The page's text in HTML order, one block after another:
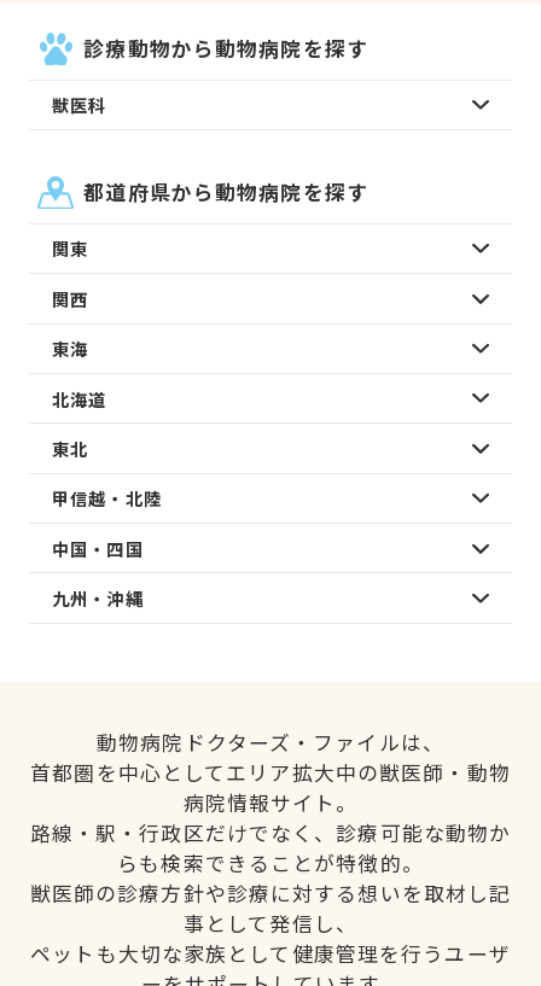
診療動物から動物病院を探す
獣医科
都道府県から動物病院を探す
関東
関西
東海
北海道
東北
甲信越・北陸
中国・四国
九州・沖縄
動物病院ドクターズ・ファイルは、
首都圏を中心としてエリア拡大中の獣医師・動物
病院情報サイト。
路線・駅・行政区だけでなく、診療可能な動物か
らも検索できることが特徴的。
獣医師の診療方針や診療に対する想いを取材し記
事として発信し、
ペットも大切な家族として健康管理を行うユーザ